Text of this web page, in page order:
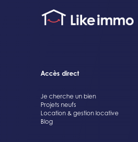
Accès direct
Je cherche un bien
Projets neufs
Location & gestion locative
Blog